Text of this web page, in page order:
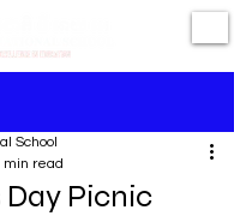
Picnic
School
min read